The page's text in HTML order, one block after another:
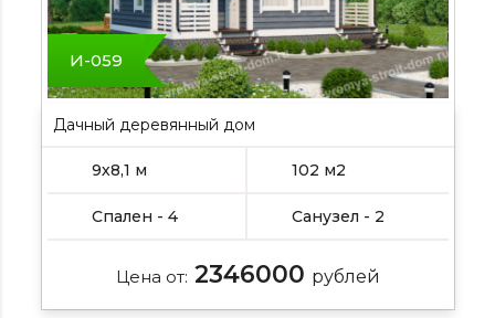
И-059
Дачный деревянный дом
9х8,1 м 102 м2
Спален - 4 Санузел - 2
Цена от: 2346000 рублей